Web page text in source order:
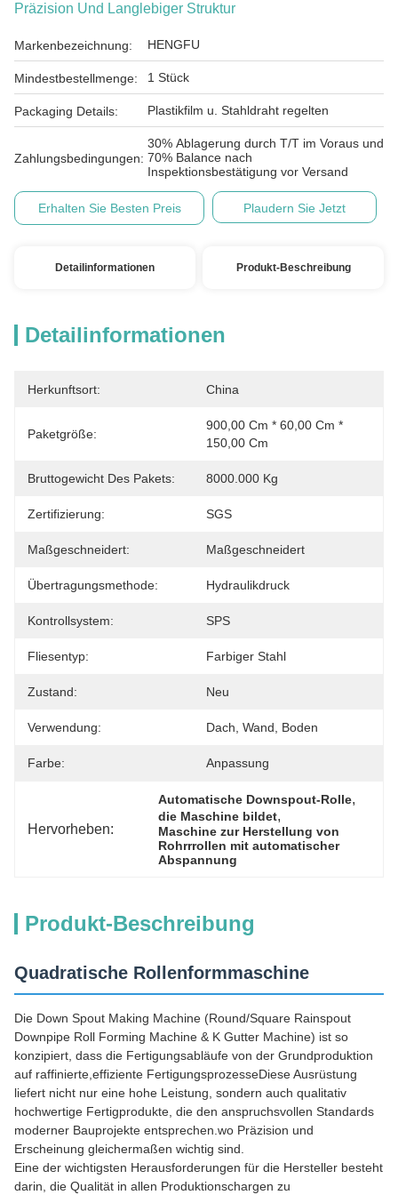
Präzision Und Langlebiger Struktur
Markenbezeichnung: HENGFU
Mindestbestellmenge: 1 Stück
Packaging Details: Plastikfilm u. Stahldraht regelten
Zahlungsbedingungen:
30% Ablagerung durch T/T im Voraus und
70% Balance nach
Inspektionsbestätigung vor Versand
Erhalten Sie Besten Preis Plaudern Sie Jetzt
Detailinformationen Produkt-Beschreibung
Detailinformationen
Herkunftsort: China
Paketgröße:
900,00 Cm * 60,00 Cm *
150,00 Cm
Bruttogewicht Des Pakets: 8000.000 Kg
Zertifizierung: SGS
Maßgeschneidert: Maßgeschneidert
Übertragungsmethode: Hydraulikdruck
Kontrollsystem: SPS
Fliesentyp: Farbiger Stahl
Zustand: Neu
Verwendung: Dach, Wand, Boden
Farbe: Anpassung
Hervorheben:
Automatische Downspout-Rolle,
die Maschine bildet,
Maschine zur Herstellung von
Rohrrrollen mit automatischer
Abspannung
Produkt-Beschreibung
Quadratische Rollenformmaschine
Die Down Spout Making Machine (Round/Square Rainspout
Downpipe Roll Forming Machine & K Gutter Machine) ist so
konzipiert, dass die Fertigungsabläufe von der Grundproduktion
auf raffinierte,effiziente FertigungsprozesseDiese Ausrüstung
liefert nicht nur eine hohe Leistung, sondern auch qualitativ
hochwertige Fertigprodukte, die den anspruchsvollen Standards
moderner Bauprojekte entsprechen.wo Präzision und
Erscheinung gleichermaßen wichtig sind.
Eine der wichtigsten Herausforderungen für die Hersteller besteht
darin, die Qualität in allen Produktionschargen zu